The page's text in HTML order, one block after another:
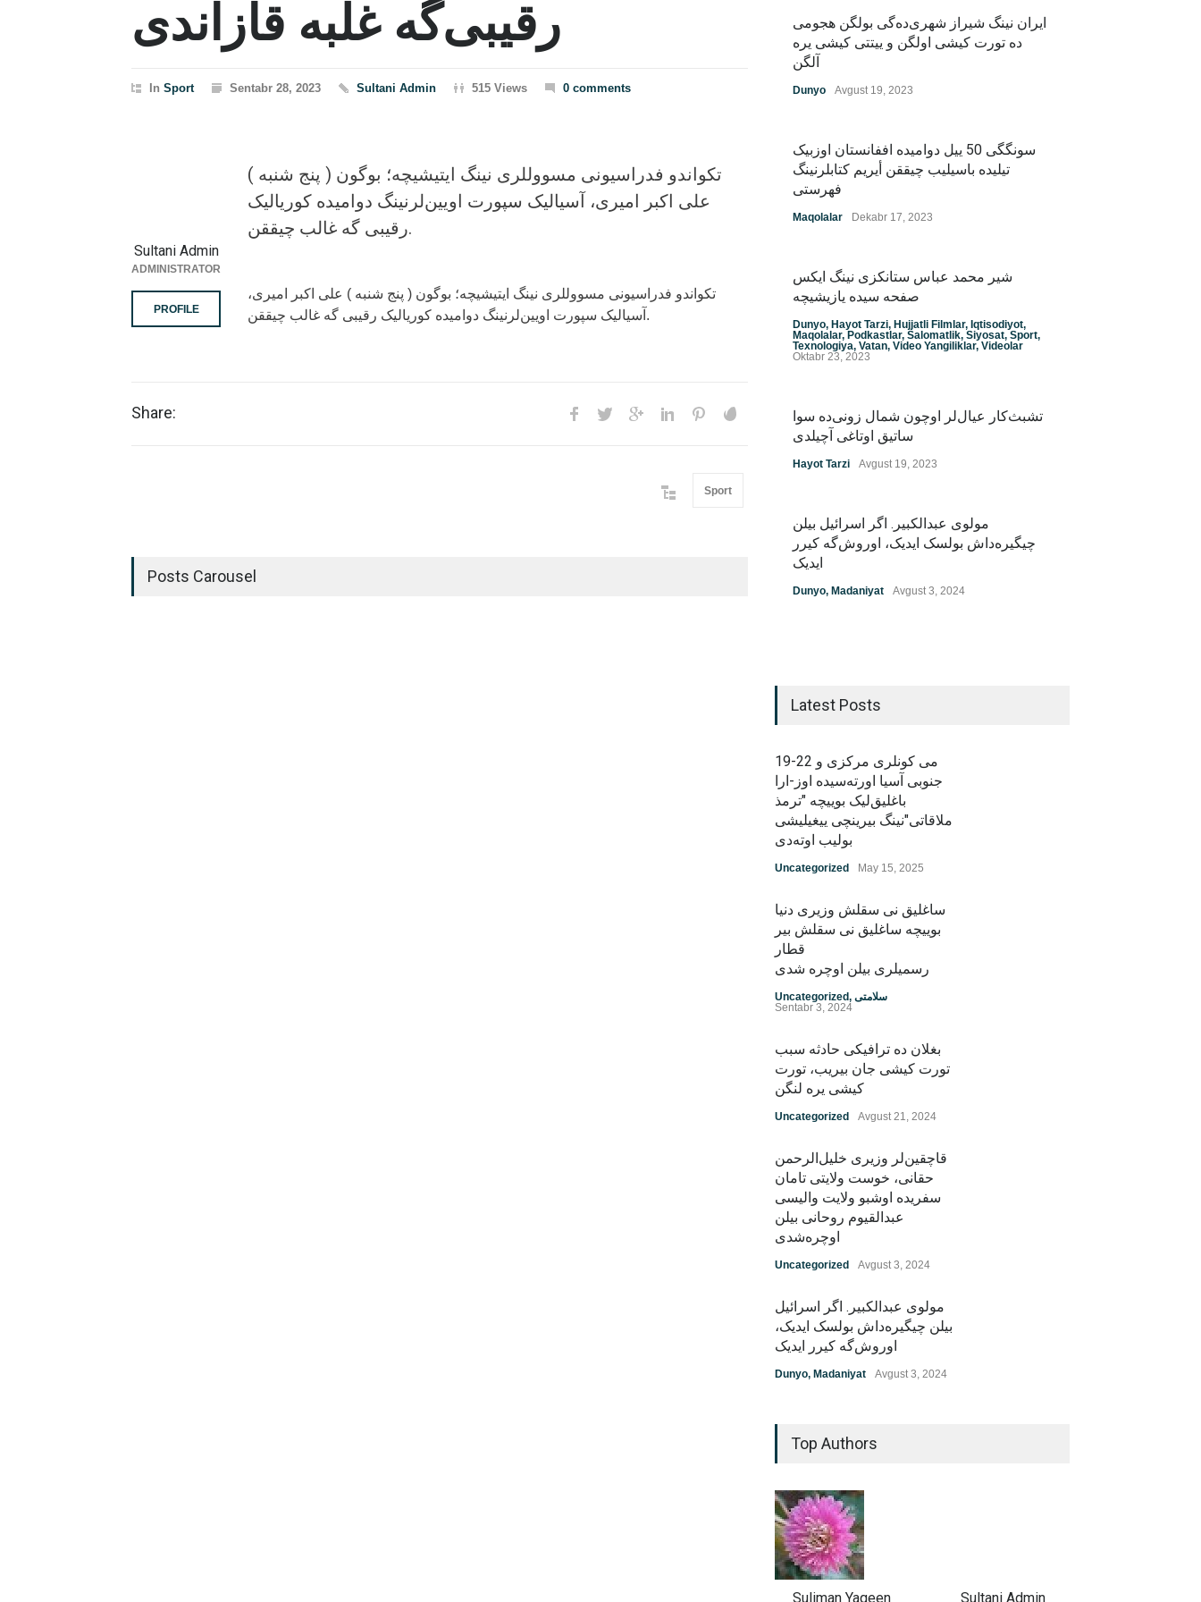
رقیبی‌گه غلبه قازاندی
In Sport Sentabr 28, 2023 Sultani Admin 515 Views 0 comments
تکواندو فدراسیونی مسووللری نینگ ایتیشیچه؛ بوگون ( پنج شنبه )
علی اکبر امیری، آسیالیک سپورت اویین‌لرنینگ دوامیده کوریالیک
رقیبی گه غالب چیققن.
تکواندو فدراسیونی مسووللری نینگ ایتیشیچه؛ بوگون ( پنج شنبه ) علی اکبر امیری،
آسیالیک سپورت اویین‌لرنینگ دوامیده کوریالیک رقیبی گه غالب چیققن.
Sultani Admin
ADMINISTRATOR
PROFILE
Share:
Sport
Posts Carousel
ایران نینگ شیراز شهری‌ده‌گی بولگن هجومی
ده تورت کیشی اولگن و ییتتی کیشی یره
Dunyo Avgust 19, 2023
سونگگی 50 ییل دوامیده اففانستان اوزبیک
تیلیده باسیلیب چیققن أیریم کتابلرنینگ
فهرستی
Maqolalar Dekabr 17, 2023
شیر محمد عباس ستانکزی نینگ ایکس
صفحه سیده یازیشیچه
Dunyo, Hayot Tarzi, Hujjatli Filmlar, Iqtisodiyot,
Maqolalar, Podkastlar, Salomatlik, Siyosat, Sport,
Texnologiya, Vatan, Video Yangiliklar, Videolar
Oktabr 23, 2023
تشبث‌کار عیال‌لر اوچون شمال زونی‌ده سوا
ساتیق اوتاغی آچیلدی
Hayot Tarzi Avgust 19, 2023
مولوی عبدالکبیر. اگر اسرائیل بیلن
چیگیره‌داش بولسک ایدیک‌‌، اوروش‌گه کیرر
ایدیک
Dunyo, Madaniyat Avgust 3, 2024
Latest Posts
19-22 می کونلری مرکزی و
جنوبی آسیا اورته‌سیده اوز-ارا
باغلیق‌لیک بوییچه "ترمذ
ملاقاتی"نینگ بیرینچی ییغیلیشی
بولیب اوته‌دی
Uncategorized May 15, 2025
ساغلیق نی سقلش وزیری دنیا
بوییچه ساغلیق نی سقلش بیر
قطار
رسمیلری بیلن اوچره شدی
Uncategorized, سلامتی
Sentabr 3, 2024
بغلان ده ترافیکی حادثه سبب
تورت کیشی جان بیریب، تورت
کیشی یره لنگن
Uncategorized Avgust 21, 2024
قاچقین‌لر وزیری خلیل‌الرحمن
حقانی، خوست ولایتی تامان
سفریده اوشبو ولایت والیسی
عبدالقیوم روحانی بیلن
اوچره‌شدی
Uncategorized Avgust 3, 2024
مولوی عبدالکبیر. اگر اسرائیل
بیلن چیگیره‌داش بولسک ایدیک‌‌،
اوروش‌گه کیرر ایدیک
Dunyo, Madaniyat Avgust 3, 2024
Top Authors
Suliman Yaqeen Sultani Admin